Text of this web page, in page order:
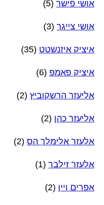
אושי פישר (5)
אושי צייגר (3)
איציק איזנשטט (35)
איציק פאמפ (6)
אליעזר הרשקוביץ (2)
אליעזר כהן (2)
אלעזר אלימלך הס (2)
אלעזר זילבר (1)
אפרים ויין (2)